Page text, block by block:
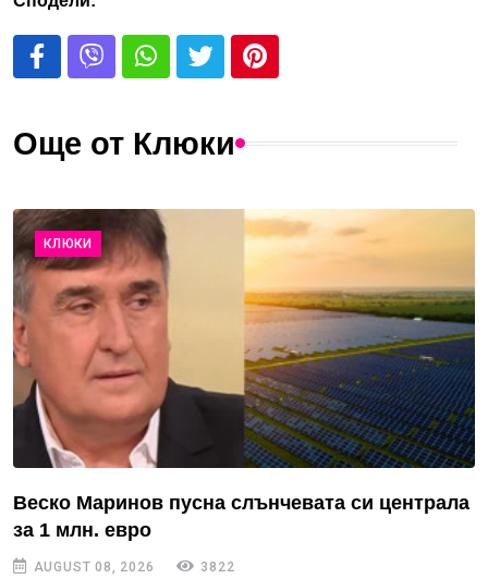
Още от Клюки
КЛЮКИ
Веско Маринов пусна слънчевата си централа
за 1 млн. евро
AUGUST 08, 2026 3822